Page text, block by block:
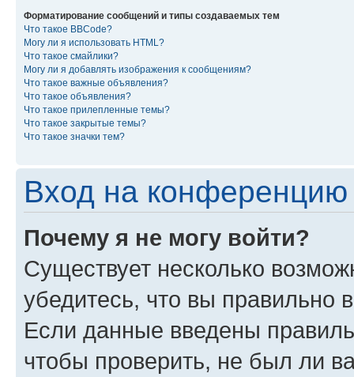
Форматирование сообщений и типы создаваемых тем
Что такое BBCode?
Могу ли я использовать HTML?
Что такое смайлики?
Могу ли я добавлять изображения к сообщениям?
Что такое важные объявления?
Что такое объявления?
Что такое прилепленные темы?
Что такое закрытые темы?
Что такое значки тем?
Вход на конференцию
Почему я не могу войти?
Существует несколько
убедитесь, что вы правильно
Если данные введены
чтобы проверить, не был ли